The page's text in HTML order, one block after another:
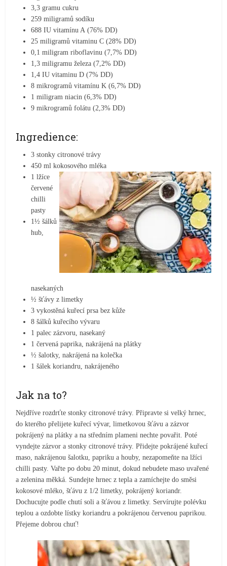
3,3 gramu cukru
259 miligramů sodíku
688 IU vitamínu A (76% DD)
25 miligramů vitaminu C (28% DD)
0,1 miligram riboflavinu (7,7% DD)
1,3 miligramu železa (7,2% DD)
1,4 IU vitaminu D (7% DD)
8 mikrogramů vitamínu K (6,7% DD)
1 miligram niacin (6,3% DD)
9 mikrogramů folátu (2,3% DD)
Ingredience:
3 stonky citronové trávy
450 ml kokosového mléka
1 lžíce
červené
chilli
pasty
1½ šálků
hub,
nasekaných
½ šťávy z limetky
3 vykostěná kuřecí prsa bez kůže
8 šálků kuřecího vývaru
1 palec zázvoru, nasekaný
1 červená paprika, nakrájená na plátky
½ šalotky, nakrájená na kolečka
1 šálek koriandru, nakrájeného
Jak na to?
Nejdříve rozdrťte stonky citronové trávy. Připravte si velký hrnec,
do kterého přelijete kuřecí vývar, limetkovou šťávu a zázvor
pokrájený na plátky a na středním plameni nechte povařit. Poté
vyndejte zázvor a stonky citronové trávy. Přidejte pokrájené kuřecí
maso, nakrájenou šalotku, papriku a houby, nezapomeňte na lžíci
chilli pasty. Vařte po dobu 20 minut, dokud nebudete maso uvařené
a zelenina měkká. Sundejte hrnec z tepla a zamíchejte do směsi
kokosové mléko, šťávu z 1/2 limetky, pokrájený koriandr.
Dochucujte podle chutí soli a šťávou z limetky. Servírujte polévku
teplou a ozdobte lístky koriandru a pokrájenou červenou paprikou.
Přejeme dobrou chuť!